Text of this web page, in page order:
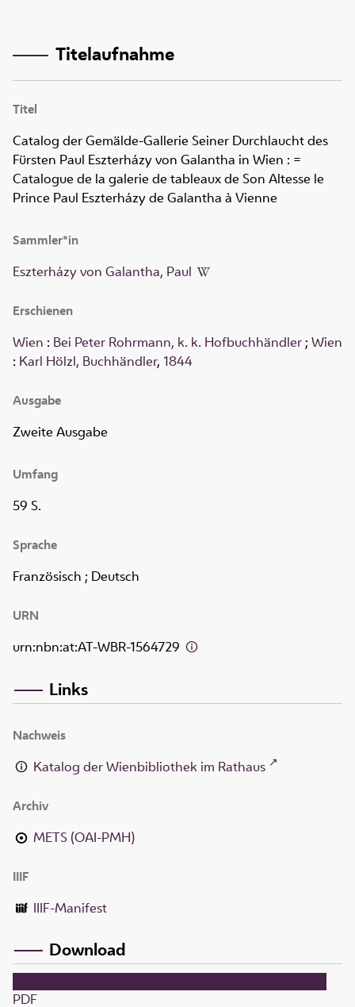
Titelaufnahme
Titel
Catalog der Gemälde-Gallerie Seiner Durchlaucht des
Fürsten Paul Eszterházy von Galantha in Wien : =
Catalogue de la galerie de tableaux de Son Altesse le
Prince Paul Eszterházy de Galantha à Vienne
Sammler*in
Eszterházy von Galantha, Paul
Erschienen
Wien : Bei Peter Rohrmann, k. k. Hofbuchhändler ; Wien
: Karl Hölzl, Buchhändler, 1844
Ausgabe
Zweite Ausgabe
Umfang
59 S.
Sprache
Französisch ; Deutsch
URN
urn:nbn:at:AT-WBR-1564729
Links
Nachweis
Katalog der Wienbibliothek im Rathaus
Archiv
METS (OAI-PMH)
IIIF
IIIF-Manifest
Download
PDF